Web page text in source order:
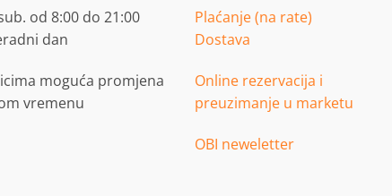
od 8:00 do 21:00
dan
moguća promjena
vremenu
Plaćanje (na rate)
Dostava
Online rezervacija i
preuzimanje u marketu
OBI neweletter